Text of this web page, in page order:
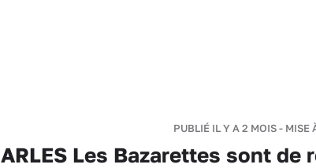
PUBLIÉ IL Y A 2 MOIS -
ARLES Les Bazarettes sont